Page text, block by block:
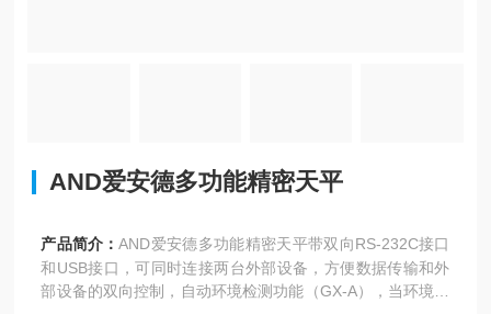
AND爱安德多功能精密天平
产品简介：AND爱安德多功能精密天平带双向RS-232C接口
和USB接口，可同时连接两台外部设备，方便数据传输和外
部设备的双向控制，自动环境检测功能（GX-A），当环境温